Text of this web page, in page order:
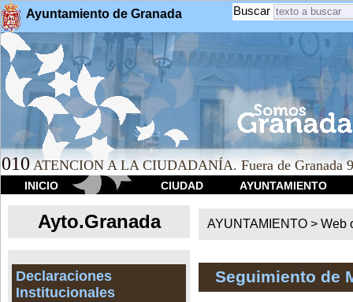
Ayuntamiento de Granada Buscar
010 ATENCION A LA CIUDADANÍA. Fuera de Granada
INICIO CIUDAD AYUNTAMIENTO
Ayto.Granada
Declaraciones
Institucionales
AYUNTAMIENTO > Web
Seguimiento de